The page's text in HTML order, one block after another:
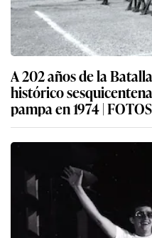
A 202 años de la
histórico
pampa en 1974 |